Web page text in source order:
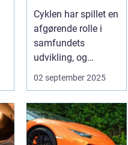
transport til
fritid
Cyklen har spillet en
afgørende rolle i
samfundets
udvikling, og
cykelruter fortæller
02 september 2025